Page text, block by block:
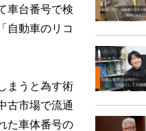
車台番号で検
自動車のリコ
まうと為す術
古市場で流通
た車体番号の